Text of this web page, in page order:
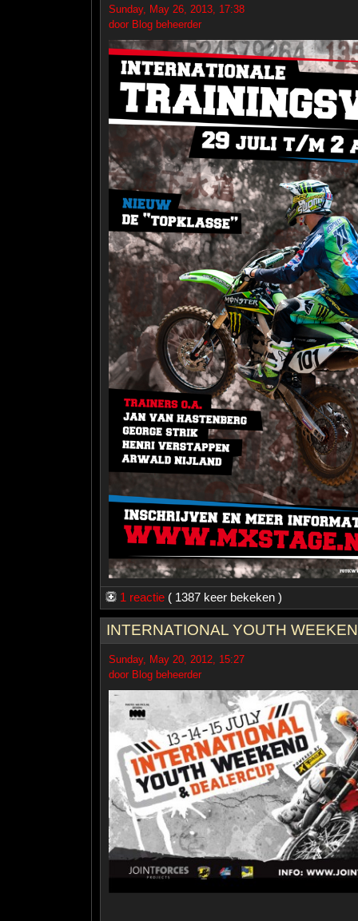
Sunday, May 26, 2013, 17:38
door Blog beheerder
1 reactie ( 1387 keer bekeken )
INTERNATIONAL YOUTH
Sunday, May 20, 2012, 15:27
door Blog beheerder